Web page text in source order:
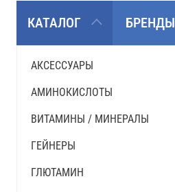
КАТАЛОГ БРЕНДЫ
АКСЕССУАРЫ
АМИНОКИСЛОТЫ
ВИТАМИНЫ / МИНЕРАЛЫ
ГЕЙНЕРЫ
ГЛЮТАМИН